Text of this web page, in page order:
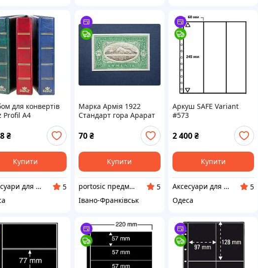
для конвертів
Profil A4
₴
Купити
Аксесуари для колекціонерів SAFE
5
Марка Армія 1922
Стандарт гора Арарат
25 руб без зубців MNH
70₴
Купити
portosic предмети колекціонування
5
Івано-Франківськ
Аркуш SAFE Variant
#573
2 400 ₴
Купити
Аксесуари для колекціонерів SAFE
5
Одеса